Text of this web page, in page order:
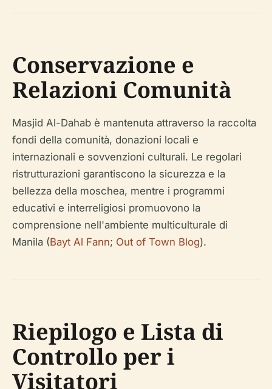
Conservazione e
Relazioni Comunità
Masjid Al-Dahab è mantenuta attraverso la raccolta
fondi della comunità, donazioni locali e
internazionali e sovvenzioni culturali. Le regolari
ristrutturazioni garantiscono la sicurezza e la
bellezza della moschea, mentre i programmi
educativi e interreligiosi promuovono la
comprensione nell'ambiente multiculturale di
Manila (Bayt Al Fann; Out of Town Blog).
Riepilogo e Lista di
Controllo per i
Visitatori